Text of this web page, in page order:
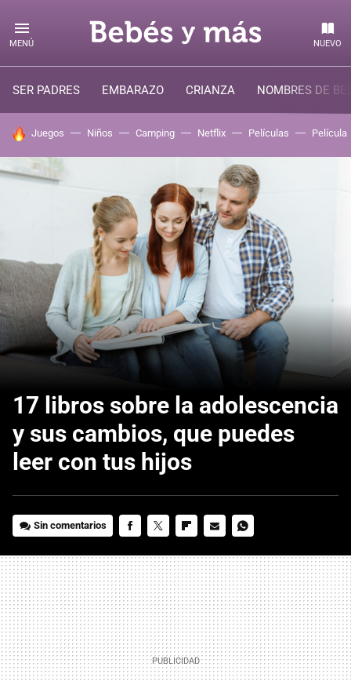
MENÚ NUEVO
SER PADRES EMBARAZO CRIANZA NOMBRES DE
HOY SE HABLA DE
Juegos Niños Camping Netflix Películas Película
17 libros sobre la adolescencia
y sus cambios, que puedes
leer con tus hijos
Sin comentarios
MAIL